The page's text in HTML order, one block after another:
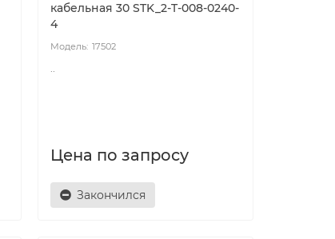
кабельная 30 STK_2-T-008-0240-
4
17502
Цена по запросу
Закончился